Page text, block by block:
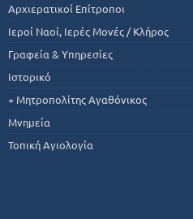
Αρχιερατικοί Επίτροποι
Ιεροί Ναοί, Ιερές Μονές / Κλήρος
Γραφεία & Υπηρεσίες
Ιστορικό
+ Μητροπολίτης Αγαθόνικος
Μνημεία
Τοπική Αγιολογία